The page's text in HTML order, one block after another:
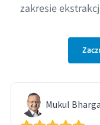
zakresie
Mukul